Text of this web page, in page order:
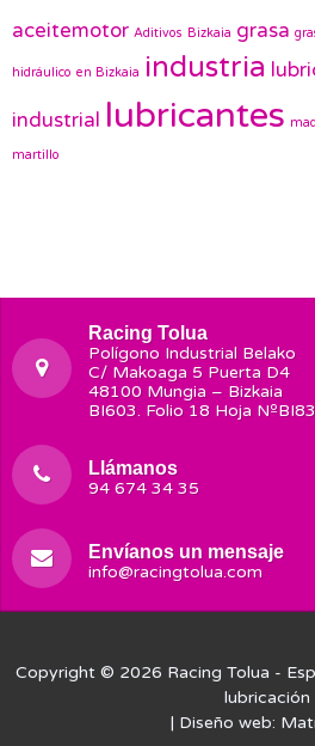
aceitemotor Aditivos Bizkaia grasa
hidráulico en Bizkaia industria
industrial lubricantes
martillo
Racing Tolua
Polígono Industrial Belako
C/ Makoaga 5 Puerta D4
48100 Mungia – Bizkaia
BI603. Folio 18 Hoja
Llámanos
94 674 34 35
Envíanos un mensaje
info@racingtolua.com
Copyright © 2026 Racing Tolua -
lubricación
| Diseño web: